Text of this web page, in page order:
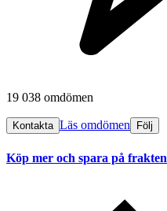
19 038 omdömen
Kontakta Läs omdömen Följ
Köp mer och spara på frakten